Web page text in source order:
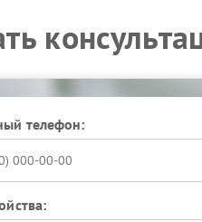
телефон: